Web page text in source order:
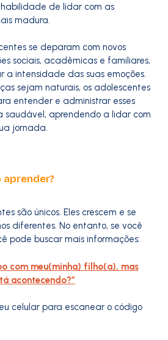
de lidar com as
madura.
se deparam com novos
sociais, acadêmicas e familiares,
a intensidade das suas emoções.
sejam naturais, os adolescentes
entender e administrar esses
saudável, aprendendo a lidar com
jornada.
são únicos. Eles crescem e se
diferentes. No entanto, se você
pode buscar mais informações:
com meu(minha) filho(a), mas
acontecendo?”
celular para escanear o código